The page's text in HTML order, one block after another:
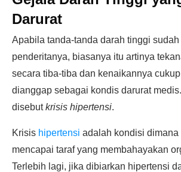
Darurat
Apabila tanda-tanda darah tinggi
penderitanya, biasanya itu artinya
secara tiba-tiba dan kenaikannya
dianggap sebagai kondis darurat
disebutkrisis hipertensi.
Krisis hipertensi adalah kondisi dimana
mencapai taraf yang membahayakan
Terlebih lagi, jika dibiarkan hipertensi